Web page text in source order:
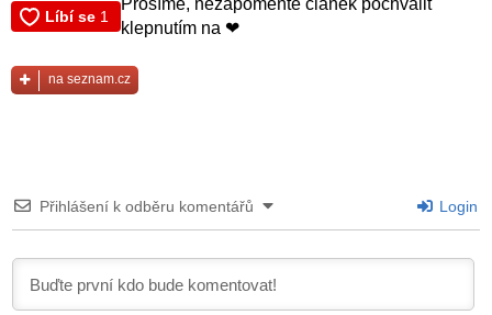
klepnutím na ❤
na seznam.cz
Přihlášení k odběru komentářů Login